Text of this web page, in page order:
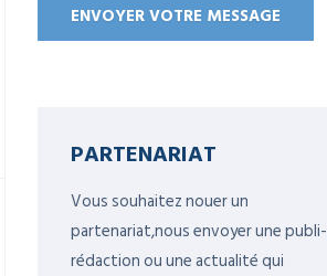
PARTENARIAT
Vous souhaitez nouer un
partenariat,nous envoyer une publi-
rédaction ou une actualité qui